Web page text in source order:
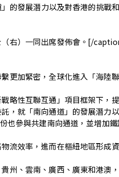
的發展潛力以及對香港的挑
（右）一同出席發佈會。[/
加緊密，全球化進入「海
性互聯互通」項目框架下
，就「南向通道」的發展潛力
參與共建南向通道，並增加
效率，進而在樞紐地區形
、雲南、廣西、廣東和港澳